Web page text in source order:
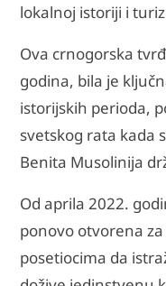
lokalnoj istoriji i
Ova crnogorska
godina, bila je
istorijskih perioda,
svetskog rata kada
Benita Musolinija
Od aprila 2022.
ponovo otvorena
posetiocima da